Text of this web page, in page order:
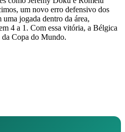
um novo erro defensivo dos
jogada dentro da área,
4 a 1. Com essa vitória, a Bélgica
da Copa do Mundo.